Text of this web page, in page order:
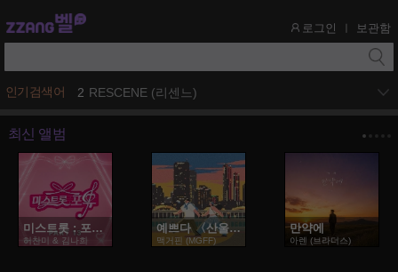
로그인 보관함
인기검색어
2 RESCENE (리센느)
최신 앨범
미스트롯 : 포유 PART13
허찬미 & 김나희
예쁘다 〈산울림 50주년 기념 프로젝트〉
맥거핀 (MGFF)
만약에
아렌 (브라더스)